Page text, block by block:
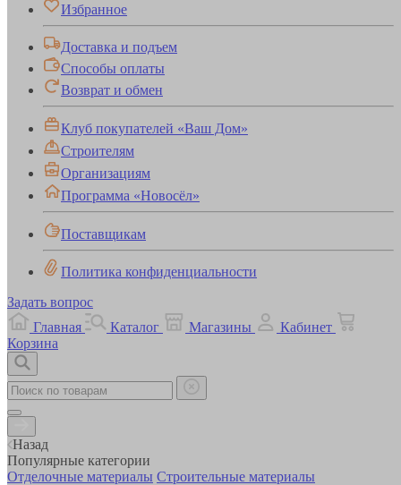
Избранное
Доставка и подъем
Способы оплаты
Возврат и обмен
Клуб покупателей «Ваш Дом»
Строителям
Организациям
Программа «Новосёл»
Поставщикам
Политика конфиденциальности
Задать вопрос
Главная
Каталог Магазины
Кабинет
Корзина
Назад
Популярные категории
Отделочные материалы Строительные материалы